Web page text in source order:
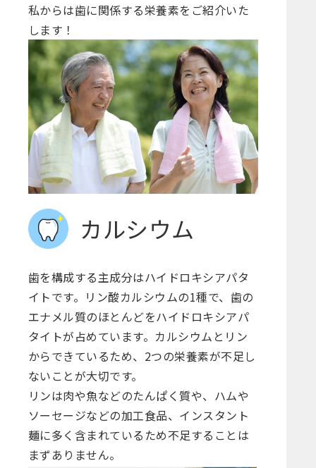
私からは歯に関係する栄養素をご紹介いた
します！
カルシウム
歯を構成する主成分はハイドロキシアパタ
イトです。リン酸カルシウムの1種で、歯の
エナメル質のほとんどをハイドロキシアパ
タイトが占めています。カルシウムとリン
からできているため、2つの栄養素が不足し
ないことが大切です。
リンは肉や魚などのたんぱく質や、ハムや
ソーセージなどの加工食品、インスタント
麺に多く含まれているため不足することは
まずありません。